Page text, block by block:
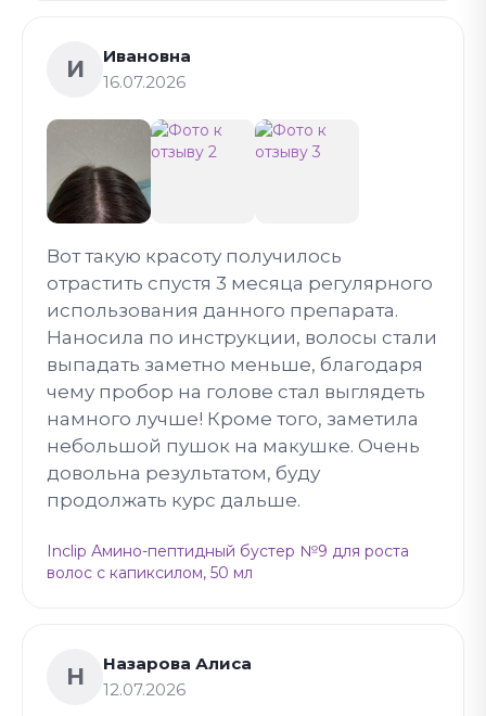
И
Ивановна
16.07.2026
Вот такую красоту получилось
отрастить спустя 3 месяца регулярного
использования данного препарата.
Наносила по инструкции, волосы стали
выпадать заметно меньше, благодаря
чему пробор на голове стал выглядеть
намного лучше! Кроме того, заметила
небольшой пушок на макушке. Очень
довольна результатом, буду
продолжать курс дальше.
Inclip Амино-пептидный бустер №9 для роста
волос с капиксилом, 50 мл
Н
Назарова Алиса
12.07.2026